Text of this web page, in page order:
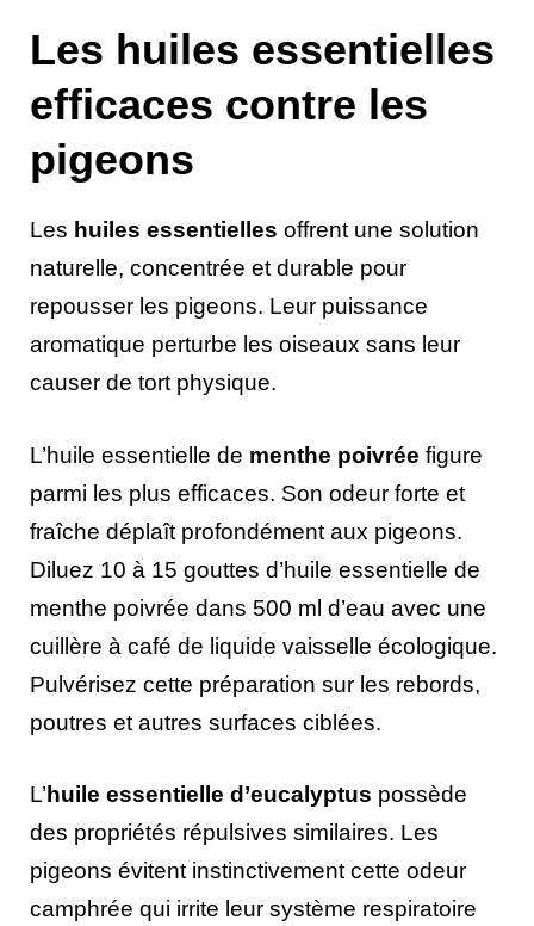
Les huiles essentielles
efficaces contre les
pigeons
Les huiles essentielles offrent une solution
naturelle, concentrée et durable pour
repousser les pigeons. Leur puissance
aromatique perturbe les oiseaux sans leur
causer de tort physique.
L’huile essentielle de menthe poivrée figure
parmi les plus efficaces. Son odeur forte et
fraîche déplaît profondément aux pigeons.
Diluez 10 à 15 gouttes d’huile essentielle de
menthe poivrée dans 500 ml d’eau avec une
cuillère à café de liquide vaisselle écologique.
Pulvérisez cette préparation sur les rebords,
poutres et autres surfaces ciblées.
L’huile essentielle d’eucalyptus possède
des propriétés répulsives similaires. Les
pigeons évitent instinctivement cette odeur
camphrée qui irrite leur système respiratoire